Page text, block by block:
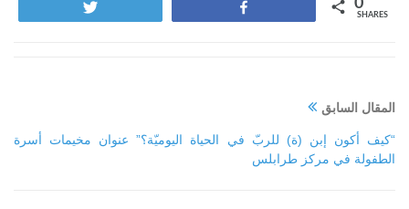
SHARES
المقال السابق
“كيف أكون إبن (ة) للربّ في الحياة اليوميّة؟” عنوان مخيمات أسرة
الطفولة في مركز طرابلس